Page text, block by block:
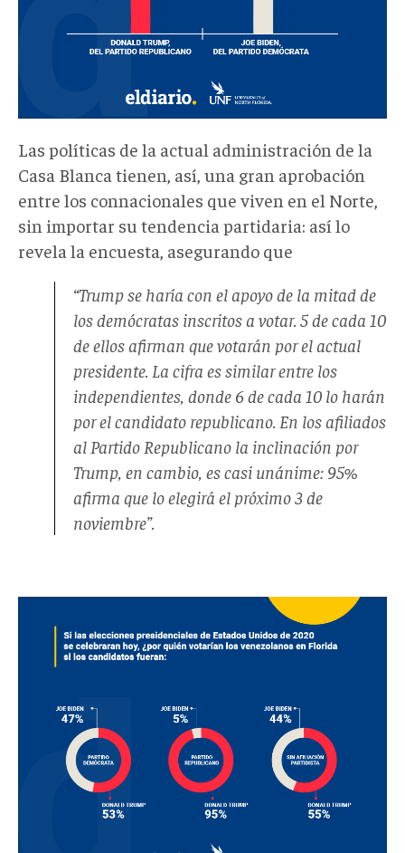
Las políticas de la actual administración de la
Casa Blanca tienen, así, una gran aprobación
entre los connacionales que viven en el Norte,
sin importar su tendencia partidaria: así lo
revela la encuesta, asegurando que
“Trump se haría con el apoyo de la mitad de
los demócratas inscritos a votar. 5 de cada 10
de ellos afirman que votarán por el actual
presidente. La cifra es similar entre los
independientes, donde 6 de cada 10 lo harán
por el candidato republicano. En los afiliados
al Partido Republicano la inclinación por
Trump, en cambio, es casi unánime: 95%
afirma que lo elegirá el próximo 3 de
noviembre”.